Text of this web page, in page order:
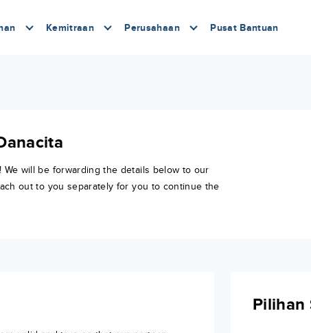
Kemitraan Perusahaan Pusat Bantuan
We will be forwarding the details below to our
out to you separately for you to continue the
Pilihan